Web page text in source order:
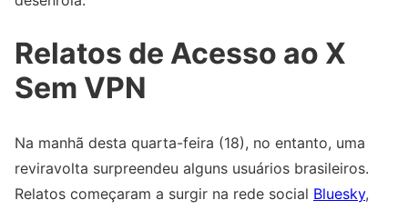
Relatos de Acesso ao X
Sem VPN
Na manhã desta quarta-feira (18), no entanto, uma
reviravolta surpreendeu alguns usuários brasileiros.
Relatos começaram a surgir na rede social Bluesky,